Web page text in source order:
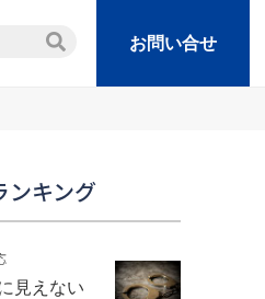
お問い合せ
ンキング
見えない